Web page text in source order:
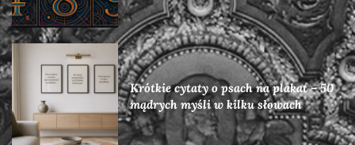
Krótkie cytaty o psach na plakat – 50
mądrych myśli w kilku słowach